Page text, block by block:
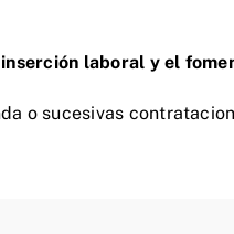
laboral y el
o sucesivas